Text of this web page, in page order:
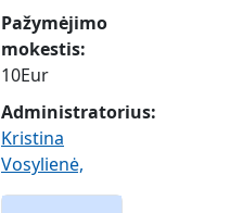
Pažymėjimo
mokestis
10Eur
Administratorius:
Kristina
Vosylienė,